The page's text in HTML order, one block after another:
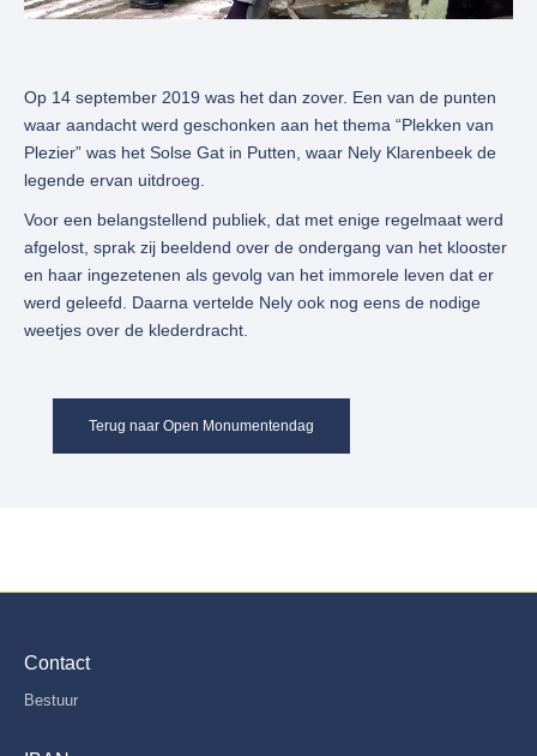
Op 14 september 2019 was het dan zover. Een van de punten
waar aandacht werd geschonken aan het thema “Plekken van
Plezier” was het Solse Gat in Putten, waar Nely Klarenbeek de
legende ervan uitdroeg.
Voor een belangstellend publiek, dat met enige regelmaat werd
afgelost, sprak zij beeldend over de ondergang van het klooster
en haar ingezetenen als gevolg van het immorele leven dat er
werd geleefd. Daarna vertelde Nely ook nog eens de nodige
weetjes over de klederdracht.
Terug naar Open Monumentendag
Contact
Bestuur